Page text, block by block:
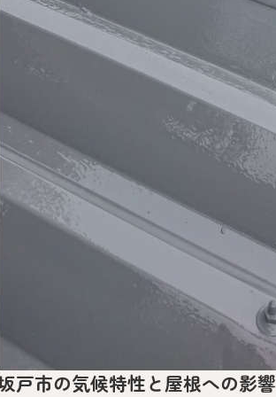
戸市の気候特性と屋根への影響